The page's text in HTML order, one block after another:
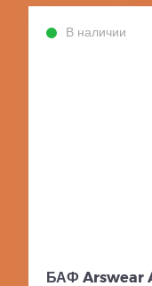
В наличии
БАФ Arswear